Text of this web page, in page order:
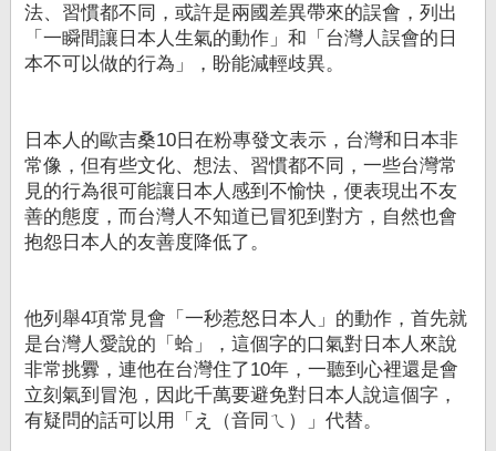
法、習慣都不同，或許是兩國差異帶來的誤會，列出
「一瞬間讓日本人生氣的動作」和「台灣人誤會的日
本不可以做的行為」，盼能減輕歧異。
日本人的歐吉桑10日在粉專發文表示，台灣和日本非
常像，但有些文化、想法、習慣都不同，一些台灣常
見的行為很可能讓日本人感到不愉快，便表現出不友
善的態度，而台灣人不知道已冒犯到對方，自然也會
抱怨日本人的友善度降低了。
他列舉4項常見會「一秒惹怒日本人」的動作，首先就
是台灣人愛說的「蛤」，這個字的口氣對日本人來說
非常挑釁，連他在台灣住了10年，一聽到心裡還是會
立刻氣到冒泡，因此千萬要避免對日本人說這個字，
有疑問的話可以用「え（音同ㄟ）」代替。